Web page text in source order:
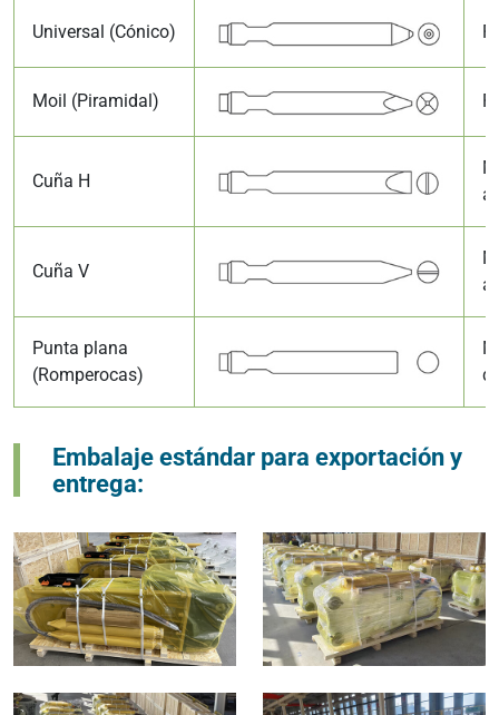
Universal (Cónico)
Moil (Piramidal)
Cuña H
Cuña V
Punta plana
(Romperocas)
Embalaje estándar para exportación y
entrega: